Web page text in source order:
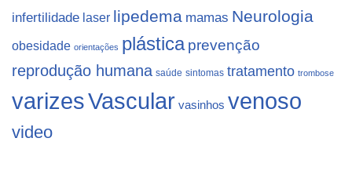
infertilidade laser lipedema mamas Neurologia
obesidade orientações plástica prevenção
reprodução humana saúde sintomas tratamento trombose
varizesVascular vasinhos venoso
video